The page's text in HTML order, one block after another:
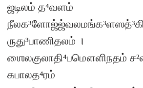
ஜடிலம் த⁴வளம்
ருது³பாணிதலம் ।
ஶைலகுலாதி⁴பமௌளிநதம்
கபாலத⁴ரம்